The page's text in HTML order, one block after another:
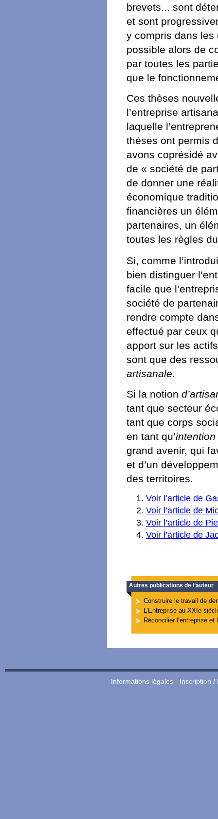
brevets... sont
et sont
y compris dans
possible alors de
par toutes les
que le
Ces thèses
l’entreprise
laquelle
thèses ont permis
avons coprésidé
de « société de
de donner une
économique
financières un
partenaires, un
toutes les règles
Si, comme
bien distinguer
facile que
société de
rendre compte
effectué par ceux
apport sur les
sont que des
artisanale.
Si la notion
tant que secteur
tant que corps
en tant qu’
grand avenir, qui
et d’un
des territoires.
Voir l’article de
Voir l’article de
Voir l’article de
Voir l’article de
Autres publications de l’auteur
Construire le travail de
L’Entreprise au XXIe
Réconcilier l’entreprise et
Informations légales- Inscription